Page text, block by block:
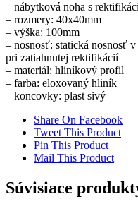
– nábytková noha s
– rozmery: 40x40mm
– výška: 100mm
– nosnosť: statická nosnosť
pri zatiahnutej rektifikácií
– materiál: hliníkový profil
– farba: eloxovaný hliník
– koncovky: plast sivý
Share On Facebook
Tweet This Product
Pin This Product
Mail This Product
Súvisiace